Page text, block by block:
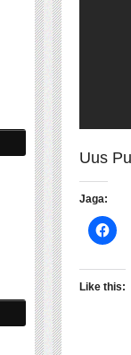
Uus
Jaga:
Like this: